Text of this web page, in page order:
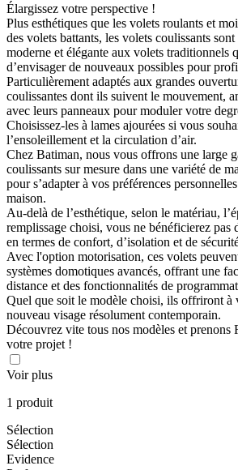
Élargissez votre perspective !
Plus esthétiques que les volets roulants et
des volets battants, les volets coulissants
moderne et élégante aux volets traditionnels
d’envisager de nouveaux possibles pour
Particulièrement adaptés aux grandes
coulissantes dont ils suivent le mouvement,
avec leurs panneaux pour moduler votre
Choisissez-les à lames ajourées si vous
l’ensoleillement et la circulation d’air.
Chez Batiman, nous vous offrons une large
coulissants sur mesure dans une variété de
pour s’adapter à vos préférences
maison.
Au-delà de l’esthétique, selon le matériau,
remplissage choisi, vous ne bénéficierez pas
en termes de confort, d’isolation et de
Avec l'option motorisation, ces volets
systèmes domotiques avancés, offrant une
distance et des fonctionnalités de
Quel que soit le modèle choisi, ils offriront à
nouveau visage résolument contemporain.
Découvrez vite tous nos modèles et
votre projet !
Voir plus
1 produit
Sélection
Sélection
Evidence